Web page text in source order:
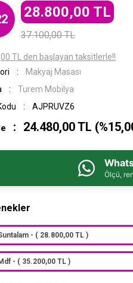
28.800,00 TL
37.100,00 TL
TL den başlayan taksitlerle!!
Makyaj Masası
Turem Mobilya
AJPRUVZ6
24.480,00 TL
Ölçü,
- ( 28.800,00 TL )
- ( 35.200,00 TL )